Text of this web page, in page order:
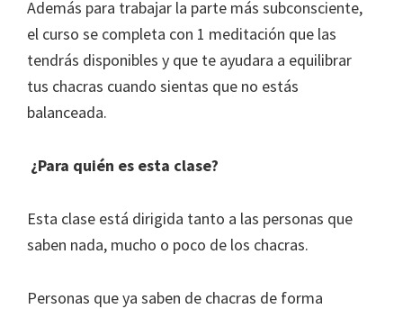
Además para trabajar la parte más subconsciente,
el curso se completa con 1 meditación que las
tendrás disponibles y que te ayudara a equilibrar
tus chacras cuando sientas que no estás
balanceada.
¿Para quién es esta clase?
Esta clase está dirigida tanto a las personas que
saben nada, mucho o poco de los chacras.
Personas que ya saben de chacras de forma